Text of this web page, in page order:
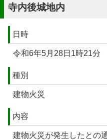
寺内後城地内
日時
令和6年5月28日1時21分
種別
建物火災
内容
建物火災が発生したとの